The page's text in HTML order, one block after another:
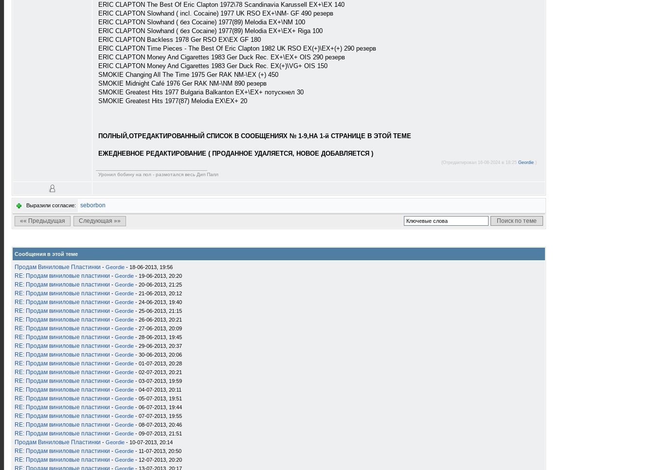
ERIC CLAPTON The Best Of Eric Clapton 1972\78 Scandinavia Karussell EX+\EX 140
ERIC CLAPTON Slowhand ( incl. Cocaine) 1977 UK RSO EX+\NM- GF 490 резерв
ERIC CLAPTON Slowhand ( без Cocaine) 1977(89) Melodia EX+\NM 100
ERIC CLAPTON Slowhand ( без Cocaine) 1977(89) Melodia EX+\EX+ Riga 100
ERIC CLAPTON Backless 1978 Ger RSO EX\EX GF 180
ERIC CLAPTON Time Pieces - The Best Of Eric Clapton 1982 UK RSO EX(+)\EX+(+) 290 резерв
ERIC CLAPTON Money And Cigarettes 1983 Ger Duck Rec. EX+\EX+ OIS 290 резерв
ERIC CLAPTON Money And Cigarettes 1983 Ger Duck Rec. EX(+)\VG+ OIS 150
SMOKIE Changing All The Time 1975 Ger RAK NM-\EX (+) 450
SMOKIE Midnight Café 1976 Ger RAK NM-\NM 890 резерв
SMOKIE Greatest Hits 1977 Bulgaria Balkanton EX+\EX+ потускнел 30
SMOKIE Greatest Hits 1977(87) Melodia EX\EX+ 20
ПОЛНЫЙ,ОТРЕДАКТИРОВАННЫЙ СПИСОК В СООБЩЕНИЯХ № 1-9,НА 1-й СТРАНИЦЕ В ЭТОЙ ТЕМЕ
ЕЖЕДНЕВНОЕ РЕДАКТИРОВАНИЕ ( ПРОДАННОЕ УДАЛЯЕТСЯ, НОВОЕ ДОБАВЛЯЕТСЯ )
(Отредактировал 16-08-2024 в 18:25 Geordie.)
Уронил бобину на пол - размотался весь Дип Папл
Выразили согласие: seborbon
«« Предыдущая Следующая »»
Сообщения в этой теме
Продам Виниловые Пластинки - Geordie - 18-06-2013, 19:56
RE: Продам виниловые пластинки - Geordie - 19-06-2013, 20:20
RE: Продам виниловые пластинки - Geordie - 20-06-2013, 21:25
RE: Продам виниловые пластинки - Geordie - 21-06-2013, 20:12
RE: Продам виниловые пластинки - Geordie - 24-06-2013, 19:40
RE: Продам виниловые пластинки - Geordie - 25-06-2013, 21:15
RE: Продам виниловые пластинки - Geordie - 26-06-2013, 20:21
RE: Продам виниловые пластинки - Geordie - 27-06-2013, 20:09
RE: Продам виниловые пластинки - Geordie - 28-06-2013, 19:45
RE: Продам виниловые пластинки - Geordie - 29-06-2013, 20:37
RE: Продам виниловые пластинки - Geordie - 30-06-2013, 20:06
RE: Продам виниловые пластинки - Geordie - 01-07-2013, 20:28
RE: Продам виниловые пластинки - Geordie - 02-07-2013, 20:21
RE: Продам виниловые пластинки - Geordie - 03-07-2013, 19:59
RE: Продам виниловые пластинки - Geordie - 04-07-2013, 20:11
RE: Продам виниловые пластинки - Geordie - 05-07-2013, 19:51
RE: Продам виниловые пластинки - Geordie - 06-07-2013, 19:44
RE: Продам виниловые пластинки - Geordie - 07-07-2013, 19:55
RE: Продам виниловые пластинки - Geordie - 08-07-2013, 20:46
RE: Продам виниловые пластинки - Geordie - 09-07-2013, 21:51
Продам Виниловые Пластинки - Geordie - 10-07-2013, 20:14
RE: Продам виниловые пластинки - Geordie - 11-07-2013, 20:50
RE: Продам виниловые пластинки - Geordie - 12-07-2013, 20:20
RE: Продам виниловые пластинки - Geordie - 13-07-2013, 20:17